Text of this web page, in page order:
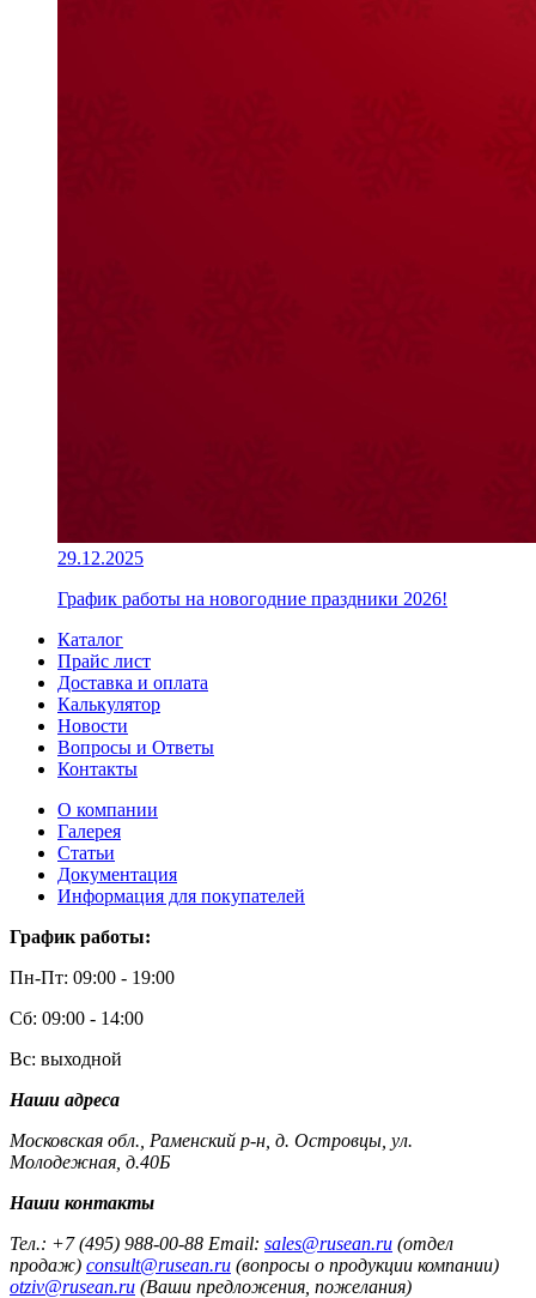
29.12.2025
График работы на новогодние праздники 2026!
Каталог
Прайс лист
Доставка и оплата
Калькулятор
Новости
Вопросы и Ответы
Контакты
О компании
Галерея
Статьи
Документация
Информация для покупателей
График работы:
Пн-Пт: 09:00 - 19:00
Сб: 09:00 - 14:00
Вс: выходной
Наши адреса
Московская обл., Раменский р-н, д. Островцы, ул.
Молодежная, д.40Б
Наши контакты
Тел.: +7 (495) 988-00-88 Email: sales@rusean.ru (отдел
продаж) consult@rusean.ru (вопросы о продукции компании)
otziv@rusean.ru (Ваши предложения, пожелания)